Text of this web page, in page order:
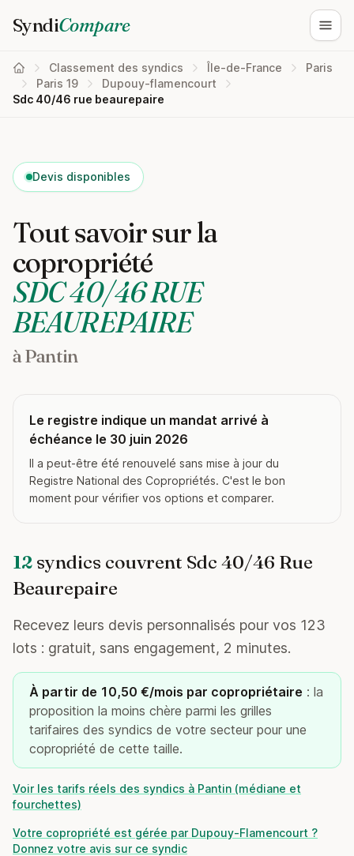
SyndiCompare
Classement des syndics Île-de-France
Paris
Paris 19
Dupouy-flamencourt
Sdc 40/46 rue beaurepaire
Devis disponibles
Tout savoir sur la
copropriété
SDC 40/46 RUE
BEAUREPAIRE
à Pantin
Le registre indique un mandat arrivé à
échéance le 30 juin 2026
Il a peut-être été renouvelé sans mise à jour du
Registre National des Copropriétés. C'est le bon
moment pour vérifier vos options et comparer.
12 syndics couvrent Sdc 40/46 Rue
Beaurepaire
Recevez leurs devis personnalisés pour vos 123
lots : gratuit, sans engagement, 2 minutes.
À partir de 10,50 €/mois par copropriétaire : la
proposition la moins chère parmi les grilles
tarifaires des syndics de votre secteur pour une
copropriété de cette taille.
Voir les tarifs réels des syndics à Pantin (médiane et
fourchettes)
Votre copropriété est gérée par Dupouy-Flamencourt ?
Donnez votre avis sur ce syndic